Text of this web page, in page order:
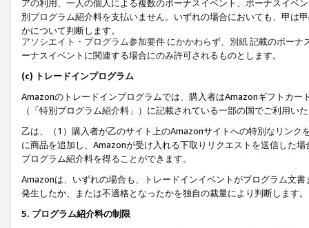
アの利用、一人の個人による複数のボーナスイベント、ボーナスイベ
別プログラム紹介料を支払いません。いずれの場合においても、甲は
かについて判断します。
アソシエイト・プログラム参加要件 にかかわらず、 別紙記載のボーナ
ーナスイベントに関連する場合にのみ許可されるものとします。
(c) トレードインプログラム
Amazonのトレードインプログラムでは、購入者はAmazonギフトカ
（「特別プログラム紹介料」）に記載されている一部の国でご利用い
乙は、（1）購入者が乙のサイト上のAmazonサイトへの特別なリン
に商品を追加し、Amazonが受け入れる下取りリクエストを送信した
プログラム紹介料を得ることができます。
Amazonは、いずれの場合も、トレードインイベントがプログラム文
発生したか、または不適格となったかを独自の裁量により判断します。
5. プログラム紹介料の制限